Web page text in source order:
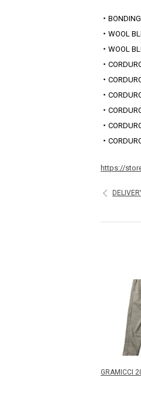
・
・WOOL
・WOOL
・
・
・
・
・
・
https://
GRAMICCI